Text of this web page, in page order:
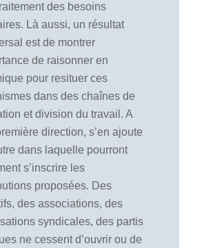
des besoins
Là aussi, un résultat
est de montrer
de raisonner en
pour resituer ces
dans des chaînes de
et division du travail. A
direction, s’en ajoute
dans laquelle pourront
s’inscrire les
proposées. Des
des associations, des
syndicales, des partis
ne cessent d’ouvrir ou de